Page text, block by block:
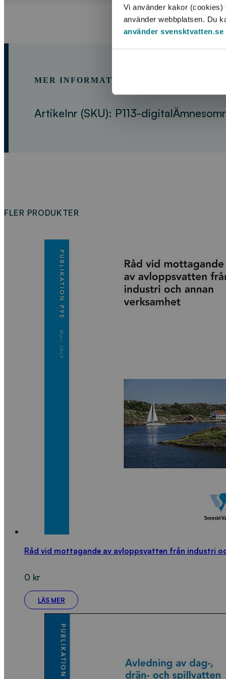
Vi använder kakor
använder webbplatsen. Du
använder svensktvatten.se
MER INFORMATION OM PRODUKTEN
Artikelnr (SKU): P113-digital
FLER PRODUKTER
Råd vid mottagande av avloppsvatten från industri
0 kr
LÄS MER